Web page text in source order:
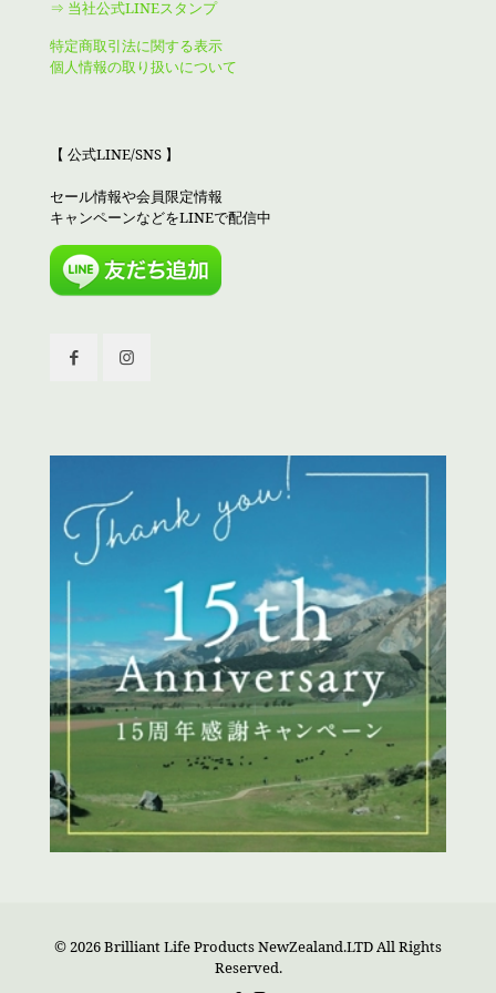
⇒ 当社公式LINEスタンプ
特定商取引法に関する表示
個人情報の取り扱いについて
【 公式LINE/SNS 】
セール情報や会員限定情報
キャンペーンなどをLINEで配信中
© 2026 Brilliant Life Products NewZealand.LTD All Rights
Reserved.